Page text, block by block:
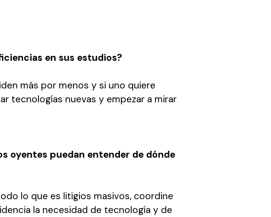
en sus estudios?
más por menos y si uno quiere
tecnologías nuevas y empezar a mirar
oyentes puedan entender de dónde
lo que es litigios masivos, coordine
la necesidad de tecnología y de